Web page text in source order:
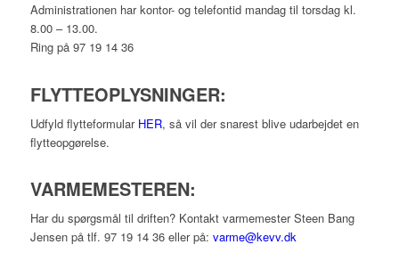
Administrationen har kontor- og telefontid mandag til torsdag kl.
8.00 – 13.00.
Ring på 97 19 14 36
FLYTTEOPLYSNINGER:
Udfyld flytteformular HER, så vil der snarest blive udarbejdet en
flytteopgørelse.
VARMEMESTEREN:
Har du spørgsmål til driften? Kontakt varmemester Steen Bang
Jensen på tlf. 97 19 14 36 eller på: varme@kevv.dk